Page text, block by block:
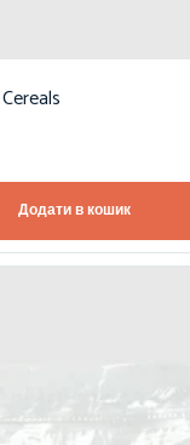
Додати в кошик